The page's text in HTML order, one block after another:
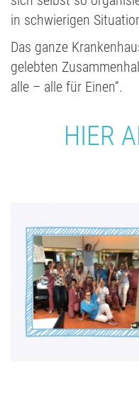
in schwierigen
Das ganze
gelebten
alle – alle für Einen“.
HIER